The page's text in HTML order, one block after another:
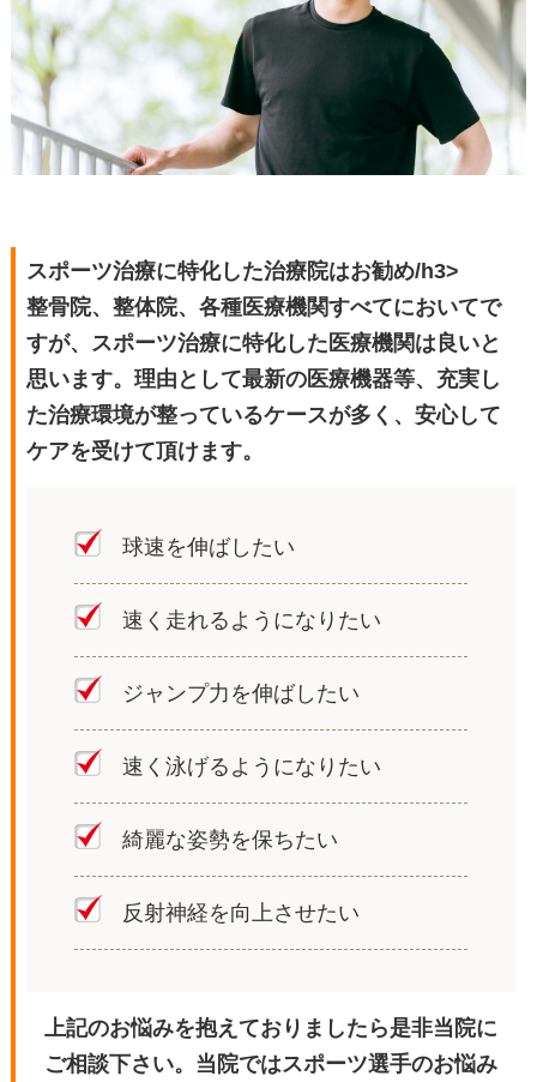
スポーツ治療に特化した治療院はお勧め/h3>
整骨院、整体院、各種医療機関すべてにおいてで
すが、スポーツ治療に特化した医療機関は良いと
思います。理由として最新の医療機器等、充実し
た治療環境が整っているケースが多く、安心して
ケアを受けて頂けます。
球速を伸ばしたい
速く走れるようになりたい
ジャンプ力を伸ばしたい
速く泳げるようになりたい
綺麗な姿勢を保ちたい
反射神経を向上させたい
上記のお悩みを抱えておりましたら是非当院に
ご相談下さい。当院ではスポーツ選手のお悩み